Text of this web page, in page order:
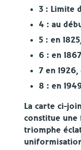
3 : Limite
4 : au
5 : en
6 : en
7 en 1926,
8 : en
La carte ci-
constitue une
triomphe